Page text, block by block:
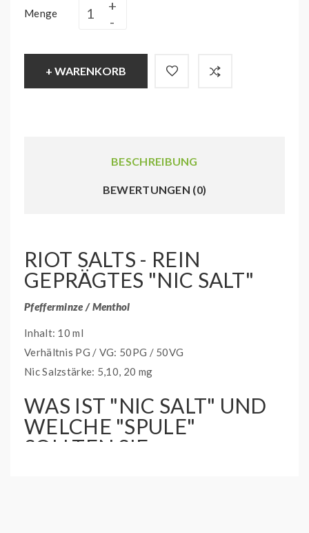
Menge
+ WARENKORB
BESCHREIBUNG
BEWERTUNGEN (0)
RIOT SALTS - REIN
GEPRÄGTES "NIC SALT"
Pfefferminze / Menthol
Inhalt: 10 ml
Verhältnis PG / VG: 50PG / 50VG
Nic Salzstärke: 5,10, 20 mg
WAS IST "NIC SALT" UND
WELCHE "SPULE"
SOLLTEN SIE